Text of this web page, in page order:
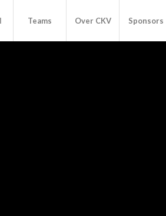
Teams Over CKV Sponsors